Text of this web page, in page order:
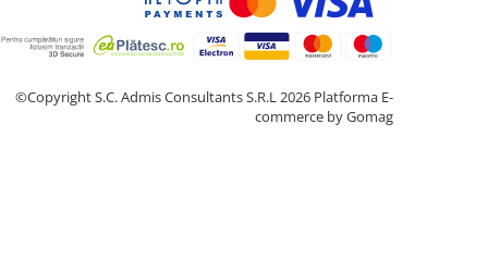
©Copyright S.C. Admis Consultants S.R.L 2026 Platforma E-
commerce by Gomag